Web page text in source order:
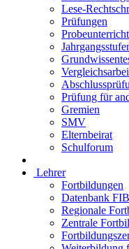
Lese-
Prüfungen
Probeunterricht
Prüfung für
Gremien
SMV
Elternbeirat
Schulforum
Lehrer
Fortbildungen
Datenbank
Regionale
Zentrale